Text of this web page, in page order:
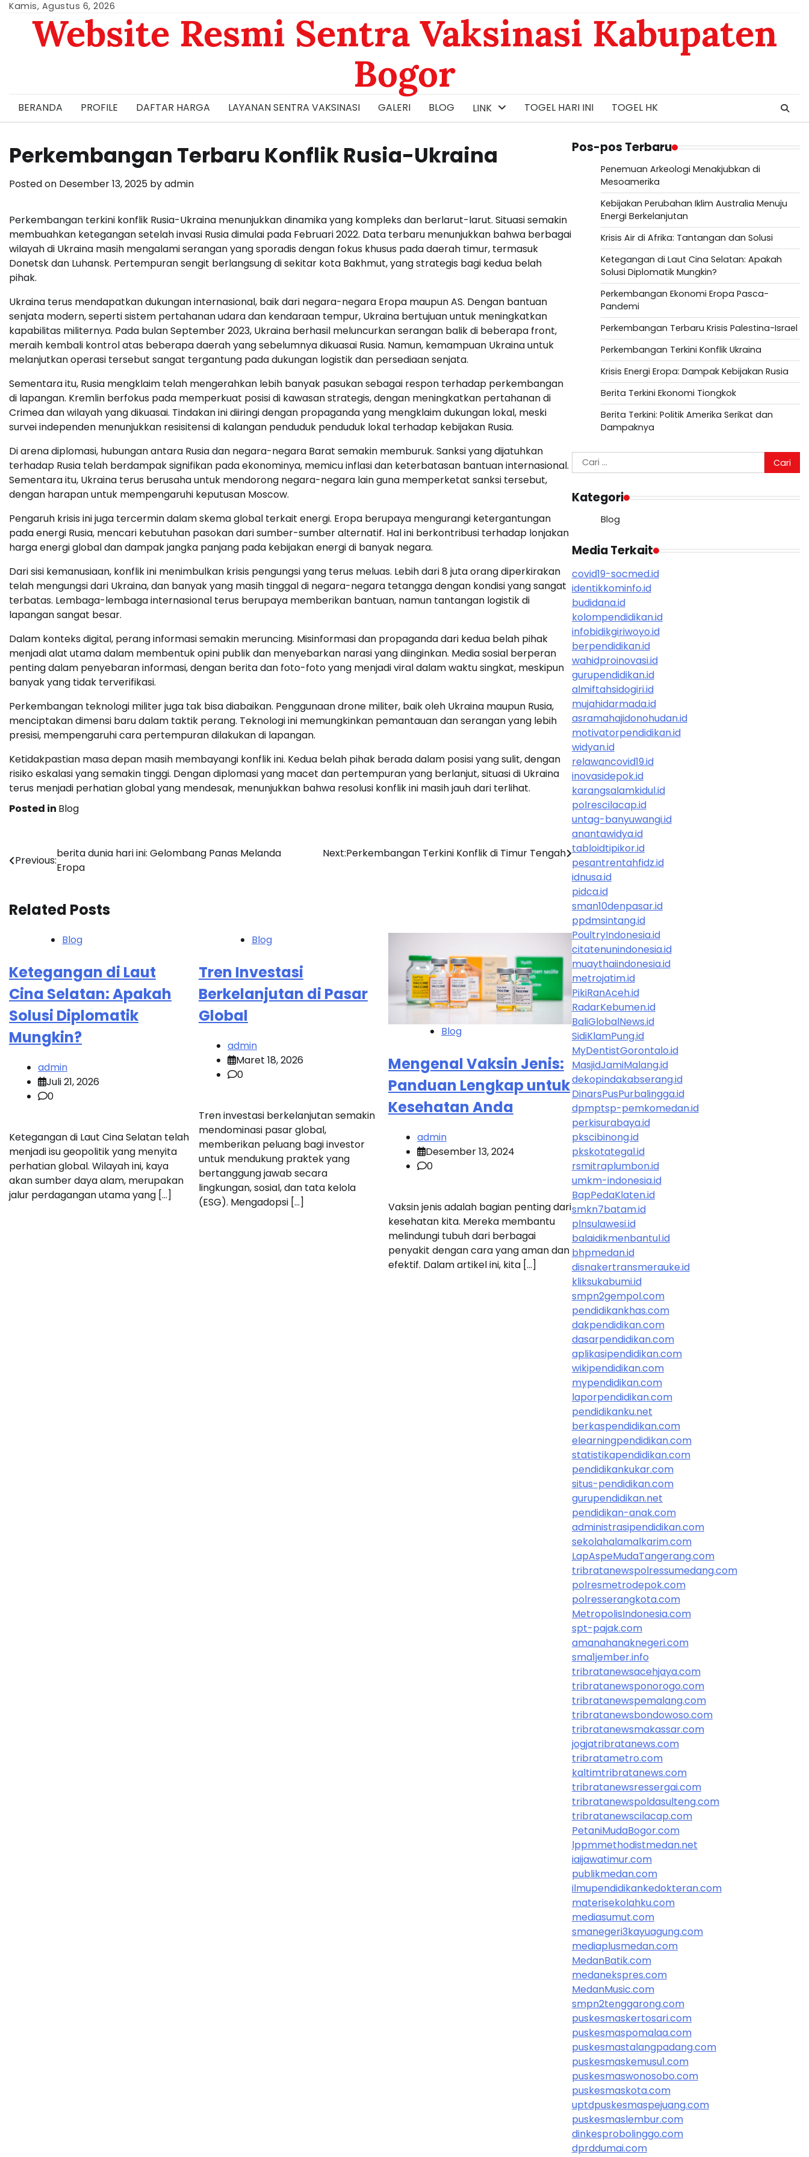
Skip
content
Kamis, Agustus 6, 2026
Website Resmi Sentra Vaksinasi Kabupaten
Bogor
BERANDA PROFILE DAFTAR HARGA LAYANAN SENTRA VAKSINASI GALERI BLOG LINK TOGEL HARI INI TOGEL HK
Perkembangan Terbaru Konflik Rusia-Ukraina
Posted on Desember 13, 2025 byadmin
Perkembangan terkini konflik Rusia-Ukraina menunjukkan dinamika yang kompleks dan berlarut-larut. Situasi semakin
membuahkan ketegangan setelah invasi Rusia dimulai pada Februari 2022. Data terbaru menunjukkan bahwa berbagai
wilayah di Ukraina masih mengalami serangan yang sporadis dengan fokus khusus pada daerah timur, termasuk
Donetsk dan Luhansk. Pertempuran sengit berlangsung di sekitar kota Bakhmut, yang strategis bagi kedua belah
pihak.
Ukraina terus mendapatkan dukungan internasional, baik dari negara-negara Eropa maupun AS. Dengan bantuan
senjata modern, seperti sistem pertahanan udara dan kendaraan tempur, Ukraina bertujuan untuk meningkatkan
kapabilitas militernya. Pada bulan September 2023, Ukraina berhasil meluncurkan serangan balik di beberapa front,
meraih kembali kontrol atas beberapa daerah yang sebelumnya dikuasai Rusia. Namun, kemampuan Ukraina untuk
melanjutkan operasi tersebut sangat tergantung pada dukungan logistik dan persediaan senjata.
Sementara itu, Rusia mengklaim telah mengerahkan lebih banyak pasukan sebagai respon terhadap perkembangan
di lapangan. Kremlin berfokus pada memperkuat posisi di kawasan strategis, dengan meningkatkan pertahanan di
Crimea dan wilayah yang dikuasai. Tindakan ini diiringi dengan propaganda yang mengklaim dukungan lokal, meski
survei independen menunjukkan resisitensi di kalangan penduduk penduduk lokal terhadap kebijakan Rusia.
Di arena diplomasi, hubungan antara Rusia dan negara-negara Barat semakin memburuk. Sanksi yang dijatuhkan
terhadap Rusia telah berdampak signifikan pada ekonominya, memicu inflasi dan keterbatasan bantuan internasional.
Sementara itu, Ukraina terus berusaha untuk mendorong negara-negara lain guna memperketat sanksi tersebut,
dengan harapan untuk mempengaruhi keputusan Moscow.
Pengaruh krisis ini juga tercermin dalam skema global terkait energi. Eropa berupaya mengurangi ketergantungan
pada energi Rusia, mencari kebutuhan pasokan dari sumber-sumber alternatif. Hal ini berkontribusi terhadap lonjakan
harga energi global dan dampak jangka panjang pada kebijakan energi di banyak negara.
Dari sisi kemanusiaan, konflik ini menimbulkan krisis pengungsi yang terus meluas. Lebih dari 8 juta orang diperkirakan
telah mengungsi dari Ukraina, dan banyak yang masih tinggal di negara-negara tetangga dengan kondisi yang sangat
terbatas. Lembaga-lembaga internasional terus berupaya memberikan bantuan, namun tantangan logistik di
lapangan sangat besar.
Dalam konteks digital, perang informasi semakin meruncing. Misinformasi dan propaganda dari kedua belah pihak
menjadi alat utama dalam membentuk opini publik dan menyebarkan narasi yang diinginkan. Media sosial berperan
penting dalam penyebaran informasi, dengan berita dan foto-foto yang menjadi viral dalam waktu singkat, meskipun
banyak yang tidak terverifikasi.
Perkembangan teknologi militer juga tak bisa diabaikan. Penggunaan drone militer, baik oleh Ukraina maupun Rusia,
menciptakan dimensi baru dalam taktik perang. Teknologi ini memungkinkan pemantauan dan serangan yang lebih
presisi, mempengaruhi cara pertempuran dilakukan di lapangan.
Ketidakpastian masa depan masih membayangi konflik ini. Kedua belah pihak berada dalam posisi yang sulit, dengan
risiko eskalasi yang semakin tinggi. Dengan diplomasi yang macet dan pertempuran yang berlanjut, situasi di Ukraina
terus menjadi perhatian global yang mendesak, menunjukkan bahwa resolusi konflik ini masih jauh dari terlihat.
Posted in Blog
Navigasi
Previous:
berita dunia hari ini: Gelombang Panas Melanda
Eropa
Next:Perkembangan Terkini Konflik di Timur Tengah
Related Posts
Blog
Ketegangan di Laut
Cina Selatan: Apakah
Solusi Diplomatik
Mungkin?
admin
Juli 21, 2026
0
Ketegangan di Laut Cina Selatan telah
menjadi isu geopolitik yang menyita
perhatian global. Wilayah ini, kaya
akan sumber daya alam, merupakan
jalur perdagangan utama yang […]
Blog
Tren Investasi
Berkelanjutan di Pasar
Global
admin
Maret 18, 2026
0
Tren investasi berkelanjutan semakin
mendominasi pasar global,
memberikan peluang bagi investor
untuk mendukung praktek yang
bertanggung jawab secara
lingkungan, sosial, dan tata kelola
(ESG). Mengadopsi […]
Blog
Mengenal Vaksin Jenis:
Panduan Lengkap untuk
Kesehatan Anda
admin
Desember 13, 2024
0
Vaksin jenis adalah bagian penting dari
kesehatan kita. Mereka membantu
melindungi tubuh dari berbagai
penyakit dengan cara yang aman dan
efektif. Dalam artikel ini, kita […]
Pos-pos Terbaru
Penemuan Arkeologi Menakjubkan di
Mesoamerika
Kebijakan Perubahan Iklim Australia Menuju
Energi Berkelanjutan
Krisis Air di Afrika: Tantangan dan Solusi
Ketegangan di Laut Cina Selatan: Apakah
Solusi Diplomatik Mungkin?
Perkembangan Ekonomi Eropa Pasca-
Pandemi
Perkembangan Terbaru Krisis Palestina-Israel
Perkembangan Terkini Konflik Ukraina
Krisis Energi Eropa: Dampak Kebijakan Rusia
Berita Terkini Ekonomi Tiongkok
Berita Terkini: Politik Amerika Serikat dan
Dampaknya
Cari
untuk:
Kategori
Blog
Media Terkait
covid19-socmed.id
identikkominfo.id
budidana.id
kolompendidikan.id
infobidikgiriwoyo.id
berpendidikan.id
wahidproinovasi.id
gurupendidikan.id
almiftahsidogiri.id
mujahidarmada.id
asramahajidonohudan.id
motivatorpendidikan.id
widyan.id
relawancovid19.id
inovasidepok.id
karangsalamkidul.id
polrescilacap.id
untag-banyuwangi.id
anantawidya.id
tabloidtipikor.id
pesantrentahfidz.id
idnusa.id
pidca.id
sman10denpasar.id
ppdmsintang.id
PoultryIndonesia.id
citatenunindonesia.id
muaythaiindonesia.id
metrojatim.id
PikiRanAceh.id
RadarKebumen.id
BaliGlobalNews.id
SidiKlamPung.id
MyDentistGorontalo.id
MasjidJamiMalang.id
dekopindakabserang.id
DinarsPusPurbalingga.id
dpmptsp-pemkomedan.id
perkisurabaya.id
pkscibinong.id
pkskotategal.id
rsmitraplumbon.id
umkm-indonesia.id
BapPedaKlaten.id
smkn7batam.id
plnsulawesi.id
balaidikmenbantul.id
bhpmedan.id
disnakertransmerauke.id
kliksukabumi.id
smpn2gempol.com
pendidikankhas.com
dakpendidikan.com
dasarpendidikan.com
aplikasipendidikan.com
wikipendidikan.com
mypendidikan.com
laporpendidikan.com
pendidikanku.net
berkaspendidikan.com
elearningpendidikan.com
statistikapendidikan.com
pendidikankukar.com
situs-pendidikan.com
gurupendidikan.net
pendidikan-anak.com
administrasipendidikan.com
sekolahalamalkarim.com
LapAspeMudaTangerang.com
tribratanewspolressumedang.com
polresmetrodepok.com
polresserangkota.com
MetropolisIndonesia.com
spt-pajak.com
amanahanaknegeri.com
sma1jember.info
tribratanewsacehjaya.com
tribratanewsponorogo.com
tribratanewspemalang.com
tribratanewsbondowoso.com
tribratanewsmakassar.com
jogjatribratanews.com
tribratametro.com
kaltimtribratanews.com
tribratanewsressergai.com
tribratanewspoldasulteng.com
tribratanewscilacap.com
PetaniMudaBogor.com
lppmmethodistmedan.net
iaijawatimur.com
publikmedan.com
ilmupendidikankedokteran.com
materisekolahku.com
mediasumut.com
smanegeri3kayuagung.com
mediaplusmedan.com
MedanBatik.com
medanekspres.com
MedanMusic.com
smpn2tenggarong.com
puskesmaskertosari.com
puskesmaspomalaa.com
puskesmastalangpadang.com
puskesmaskemusu1.com
puskesmaswonosobo.com
puskesmaskota.com
uptdpuskesmaspejuang.com
puskesmaslembur.com
dinkesprobolinggo.com
dprddumai.com